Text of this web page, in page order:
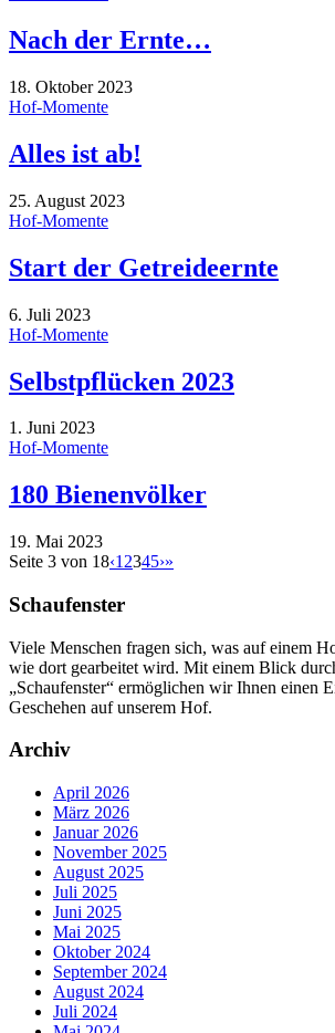
Nach der Ernte…
18. Oktober 2023
Hof-Momente
Alles ist ab!
25. August 2023
Hof-Momente
Start der Getreideernte
6. Juli 2023
Hof-Momente
Selbstpflücken 2023
1. Juni 2023
Hof-Momente
180 Bienenvölker
19. Mai 2023
Seite 3 von 18‹1 2345›»
Schaufenster
Viele Menschen fragen sich, was auf einem
wie dort gearbeitet wird. Mit einem Blick
„Schaufenster“ ermöglichen wir Ihnen einen
Geschehen auf unserem Hof.
Archiv
April 2026
März 2026
Januar 2026
November 2025
August 2025
Juli 2025
Juni 2025
Mai 2025
Oktober 2024
September 2024
August 2024
Juli 2024